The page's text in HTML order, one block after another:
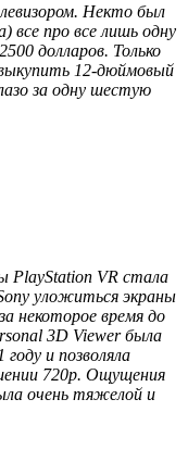
Некто был
все про все лишь одну
долларов. Только
12-дюймовый
за одну шестую
VR стала
уложиться экраны
некоторое время до
3D Viewer была
и позволяла
720p. Ощущения
очень тяжелой и